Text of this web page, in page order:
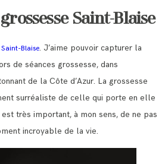
Saint-Blaise
Saint-Blaise. J’aime pouvoir capturer la
de séances grossesse, dans
de la Côte d’Azur. La grossesse
surréaliste de celle qui porte en elle
très important, à mon sens, de ne pas
incroyable de la vie.